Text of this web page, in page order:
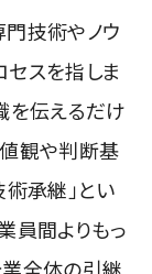
技術やノウ
スを指しま
を伝えるだけ
観や判断基
承継」とい
員間よりもっ